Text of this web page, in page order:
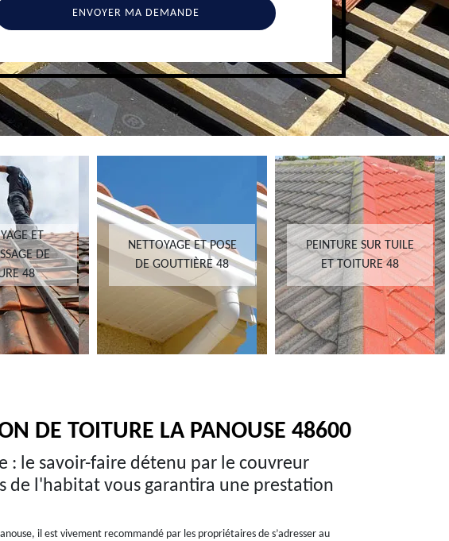
ET
DE
48
NETTOYAGE ET POSE
DE GOUTTIÈRE 48
PEINTURE SUR TUILE
ET TOITURE 48
DE TOITURE LA PANOUSE 48600
: le savoir-faire détenu par le couvreur
de l'habitat vous garantira une prestation
il est vivement recommandé par les propriétaires de s’adresser au